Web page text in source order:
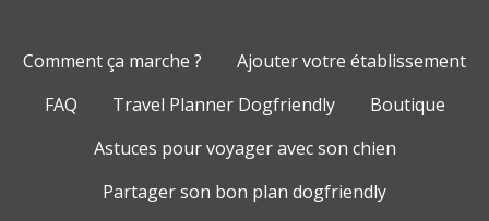
Comment ça marche ?
Ajouter votre établissement
FAQ
Travel Planner Dogfriendly
Boutique
Astuces pour voyager avec son chien
Partager son bon plan dogfriendly